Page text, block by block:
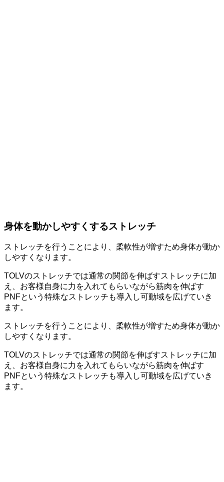
身体を動かしやすくするストレッチ
ストレッチを行うことにより、柔軟性が増すため身体が動か
しやすくなります。
TOLVのストレッチでは通常の関節を伸ばすストレッチに加
え、お客様自身に力を入れてもらいながら筋肉を伸ばす
PNFという特殊なストレッチも導入し可動域を広げていき
ます。
ストレッチを行うことにより、柔軟性が増すため身体が動か
しやすくなります。
TOLVのストレッチでは通常の関節を伸ばすストレッチに加
え、お客様自身に力を入れてもらいながら筋肉を伸ばす
PNFという特殊なストレッチも導入し可動域を広げていき
ます。